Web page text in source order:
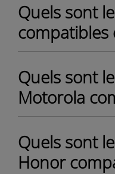
Quels sont
compatibles
Quels sont
Motorola
Quels sont
Honor